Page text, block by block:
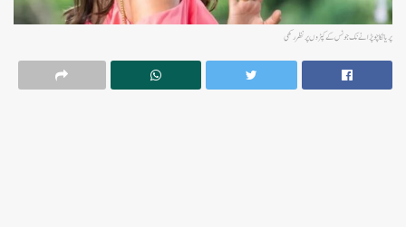
پریانکا چوپڑا نے نک جونس کے کپڑوں پر نظر رکھی